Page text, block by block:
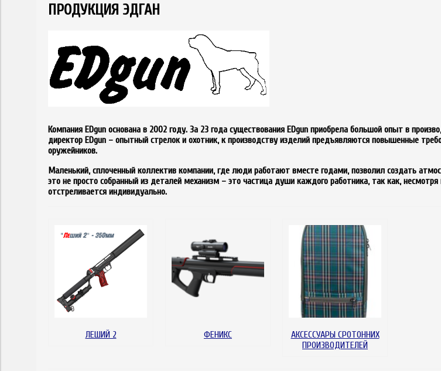
ПРОДУКЦИЯ ЭДГАН
Компания EDgun основана в 2002 году. За 23 года существования EDgun приобрела большой опыт в
директор EDgun – опытный стрелок и охотник, к производству изделий предъявляются повышенные
оружейников.
Маленький, сплоченный коллектив компании, где люди работают вместе годами, позволил создать
это не просто собранный из деталей механизм – это частица души каждого работника, так как,
отстреливается индивидуально.
ЛЕШИЙ 2 ФЕНИКС
АКСЕССУАРЫ СРОТОННИХ
ПРОИЗВОДИТЕЛЕЙ